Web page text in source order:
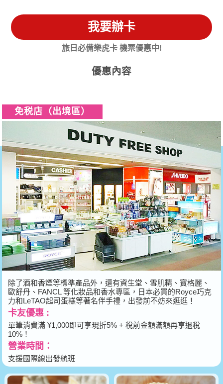
我要辦卡
旅日必備樂虎卡 機票優惠中!
優惠內容
免税店（出境區）
除了酒和香煙等標準產品外，還有資生堂、雪肌精、寶格麗、
歐舒丹、FANCL 等化妝品和香水專區，日本必買的Royce巧克
力和LeTAO起司蛋糕等著名伴手禮，出發前不妨來逛逛！
卡友優惠 :
單筆消費滿 ¥1,000即可享現折5% + 稅前金額滿額再享退稅
10%！
營業時間：
支援國際線出發航班